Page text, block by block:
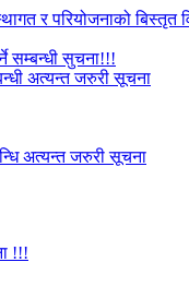
र परियोजनाको बिस्तृत
सम्बन्धी सुचना!!!
अत्यन्त जरुरी सूचना
अत्यन्त जरुरी सूचना
!!!